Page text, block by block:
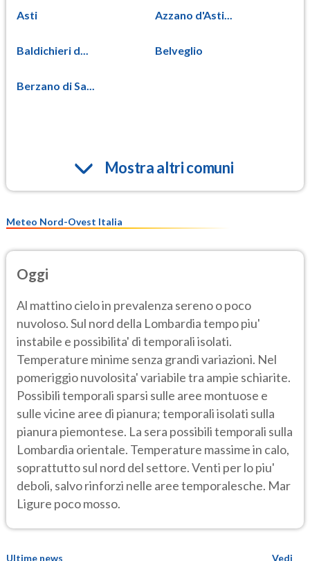
Asti Azzano d'Asti...
Baldichieri d... Belveglio
Berzano di Sa...
Mostra altri comuni
Meteo Nord-Ovest Italia
Oggi
Al mattino cielo in prevalenza sereno o poco
nuvoloso. Sul nord della Lombardia tempo piu'
instabile e possibilita' di temporali isolati.
Temperature minime senza grandi variazioni. Nel
pomeriggio nuvolosita' variabile tra ampie schiarite.
Possibili temporali sparsi sulle aree montuose e
sulle vicine aree di pianura; temporali isolati sulla
pianura piemontese. La sera possibili temporali sulla
Lombardia orientale. Temperature massime in calo,
soprattutto sul nord del settore. Venti per lo piu'
deboli, salvo rinforzi nelle aree temporalesche. Mar
Ligure poco mosso.
Ultime news Vedi